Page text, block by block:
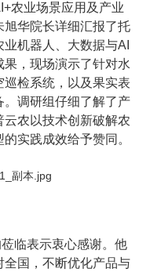
农业场景应用及产业
华院长详细汇报了托
机器人、大数据与AI
，现场演示了针对水
检系统，以及果实表
调研组仔细了解了产
农以技术创新破解农
实践成效给予赞同。
临表示衷心感谢。他
国，不断优化产品与